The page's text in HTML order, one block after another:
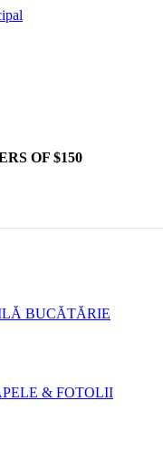
OF $150
BUCĂTĂRIE
& FOTOLII